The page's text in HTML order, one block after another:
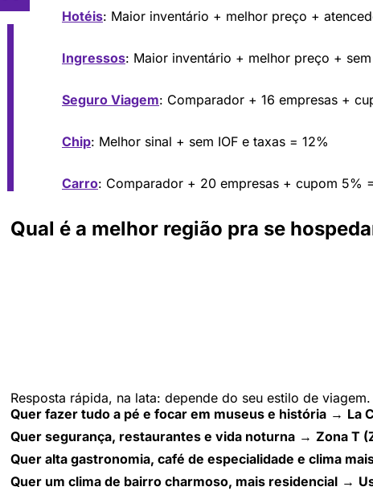
Hotéis: Maior inventário + melhor preço +
Ingressos: Maior inventário + melhor preço + sem
Seguro Viagem: Comparador + 16 empresas +
Chip: Melhor sinal + sem IOF e taxas = 12%
Carro: Comparador + 20 empresas + cupom 5%
Qual é a melhor região pra se
Resposta rápida, na lata: depende do seu estilo de
Quer fazer tudo a pé e focar em museus e história → La
Quer segurança, restaurantes e vida noturna → Zona T
Quer alta gastronomia, café de especialidade e clima
Quer um clima de bairro charmoso, mais residencial →